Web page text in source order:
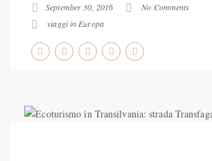
September 30, 2016
No Comments
viaggi in Europa